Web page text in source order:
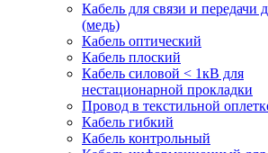
Кабель для связи и передачи
(медь)
Кабель оптический
Кабель плоский
Кабель силовой < 1кВ для
нестационарной прокладки
Провод в текстильной
Кабель гибкий
Кабель контрольный